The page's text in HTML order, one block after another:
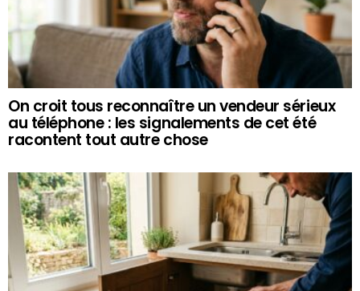
On croit tous reconnaître un vendeur sérieux
au téléphone : les signalements de cet été
racontent tout autre chose